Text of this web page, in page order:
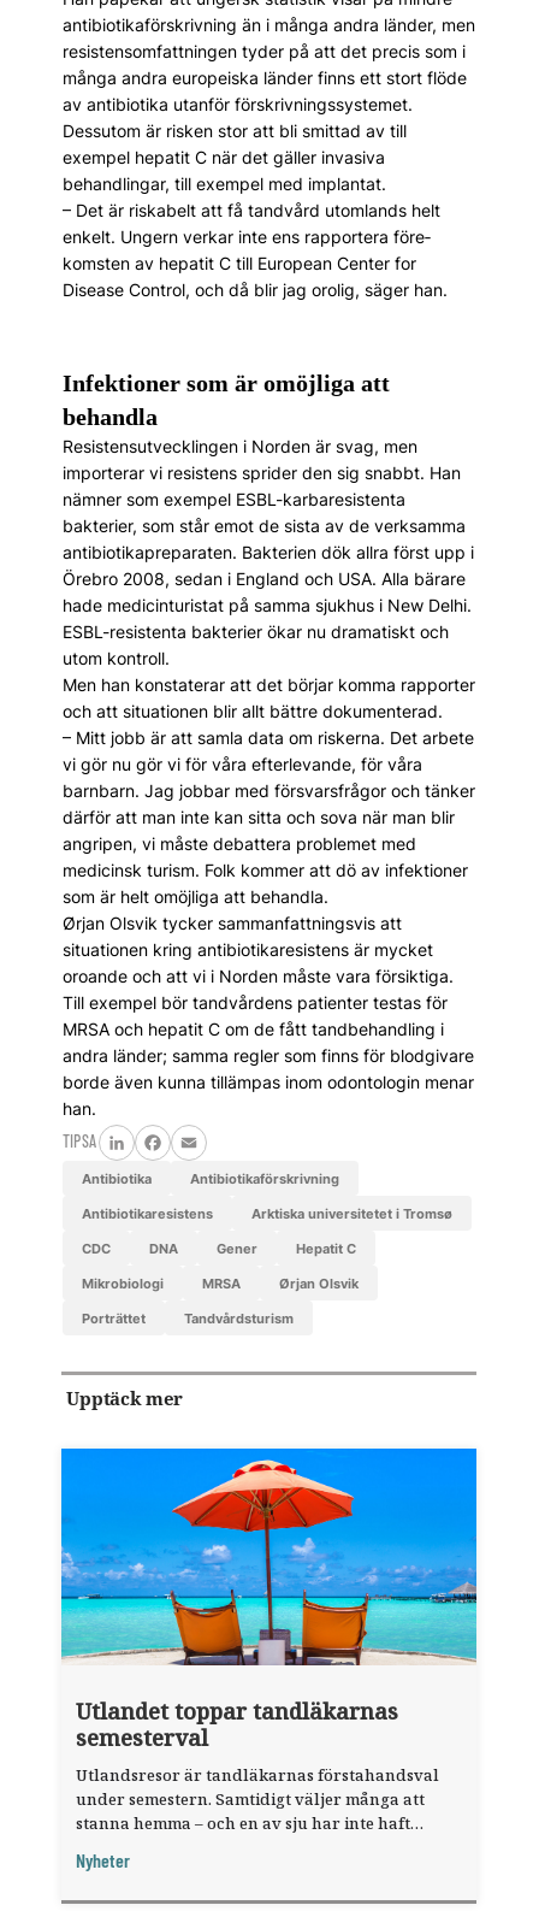
antibiotikaförskrivning än i många and­ra länder, men
resistensomfattningen tyder på att det precis som i
många andra europeiska länder finns ett stort flöde
av antibiotika utanför förskrivningssystemet.
Dessutom är risken stor att bli smittad av till
exempel hepatit C när det gäller invasiva
behandlingar, till exempel med implantat.
– Det är riskabelt att få tandvård utomlands helt
enkelt. Ungern verkar inte ens rapportera före­
komsten av hepatit C till European Center for
Disease Control, och då blir jag orolig, ­säger han.
Infektioner som är omöjliga att
behandla
Resistensutvecklingen i Norden är svag, men
importerar vi resistens sprider den sig snabbt. Han
nämner som exempel ESBL-karbaresistenta
bakterier, som står emot de sista av de verksamma
antibiotikapreparaten. Bakterien dök allra först upp i
Örebro 2008, sedan i England och USA. Alla bärare
hade medicinturistat på samma sjukhus i New Delhi.
ESBL-resistenta bakterier ökar nu dramatiskt och
utom kontroll.
Men han konstaterar att det börjar komma rapporter
och att situationen blir allt bättre doku­menterad.
– Mitt jobb är att samla data om riskerna. Det arbete
vi gör nu gör vi för våra efterlevande, för våra
barnbarn. Jag jobbar med försvarsfrågor och tänker
därför att man inte kan sitta och sova när man blir
angripen, vi måste debattera problemet med
medicinsk turism. Folk kommer att dö av infektioner
som är helt omöjliga att behandla.
Ørjan Olsvik tycker sammanfattningsvis att
situationen kring antibiotikaresistens är mycket
oroande och att vi i Norden måste vara försiktiga.
Till exempel bör tandvårdens patienter testas för
MRSA och hepatit C om de fått tandbehandling i
andra länder; samma regler som finns för blodgivare
borde även kunna tillämpas inom odontologin menar
han.
TIPSA
LinkedInFacebook
Email
antibiotika antibiotikaförskrivning
antibiotikaresistens arktiska universitetet i Tromsø
CDC DNA gener hepatit C
mikrobiologi MRSA Ørjan Olsvik
Porträttet tandvårdsturism
Upptäck mer
Utlandet toppar tandläkarnas
semesterval
Utlandsresor är tandläkarnas förstahandsval
under semestern. Samtidigt väljer många att
stanna hemma – och en av sju har inte haft
fråga".
Nyheter